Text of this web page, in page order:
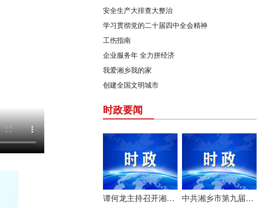
安全生产大排查大整治
学习贯彻党的二十届四中全会精神
工伤指南
企业服务年 全力拼经济
我爱湘乡我的家
创建全国文明城市
时政要闻
谭何龙主持召开湘乡市第九届市委常委会（扩大）会议 中共湘乡市第九届委员会举行第一次全体会议 选举产生新一届市委常委班子